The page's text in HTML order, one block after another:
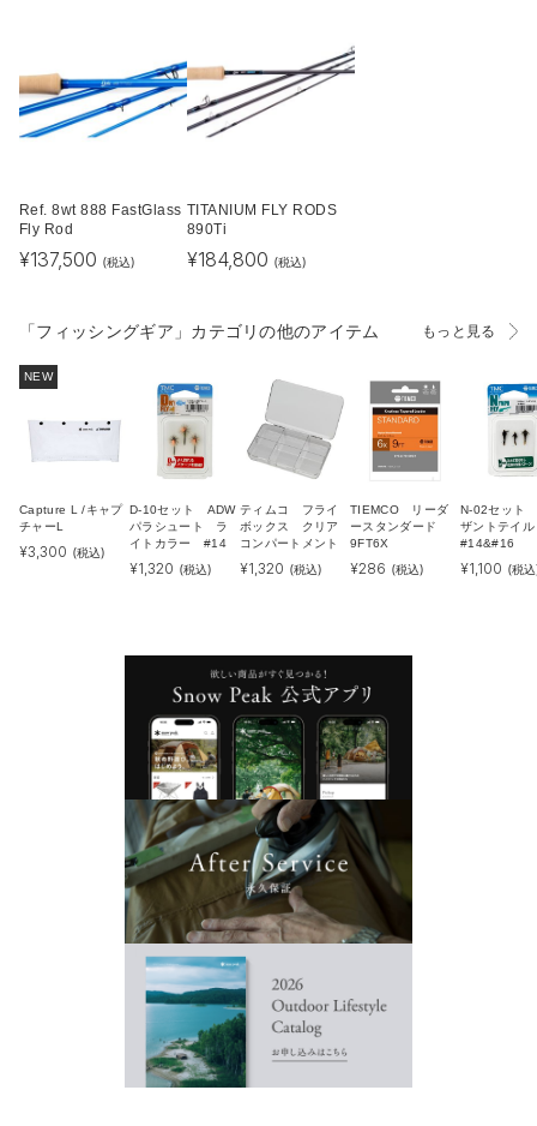
Ref. 8wt 888 FastGlass
Fly Rod
¥137,500 (税込)
TITANIUM FLY RODS
890Ti
¥184,800 (税込)
「フィッシングギア」カテゴリの他のアイテム もっと見る
NEW
Capture L /キャプ
チャーL
¥3,300 (税込)
D-10セット ADW
パラシュート ラ
イトカラー #14
¥1,320 (税込)
ティムコ フライ
ボックス クリア
コンパートメント
¥1,320 (税込)
TIEMCO リーダ
ースタンダード
9FT6X
¥286 (税込)
N-02セット
ザントテイ
#14&#16
¥1,100 (税